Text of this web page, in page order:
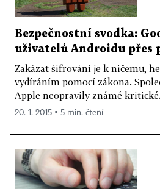
Bezpečnostní svodka:
uživatelů Androidu přes
Zakázat šifrování je k ničemu,
vydíráním pomocí zákona.
Apple neopravily známé
20. 1. 2015 ▪ 5 min. čtení